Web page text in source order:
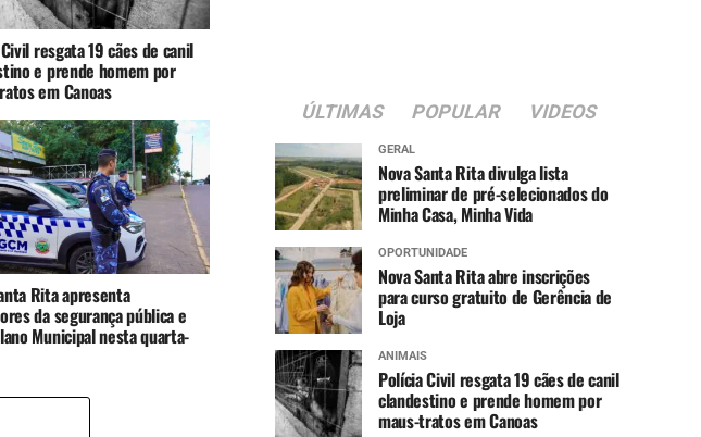
resgata 19 cães de canil
e prende homem por
em Canoas
Rita apresenta
da segurança pública e
Municipal nesta quarta-
ÚLTIMAS POPULAR VIDEOS
GERAL
Nova Santa Rita divulga lista
preliminar de pré-selecionados do
Minha Casa, Minha Vida
OPORTUNIDADE
Nova Santa Rita abre inscrições
para curso gratuito de Gerência de
Loja
ANIMAIS
Polícia Civil resgata 19 cães de canil
clandestino e prende homem por
maus-tratos em Canoas